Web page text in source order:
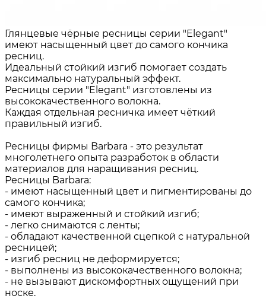
Глянцевые чёрные ресницы серии "Elegant"
имеют насыщенный цвет до самого кончика
ресниц.
Идеальный стойкий изгиб помогает создать
максимально натуральный эффект.
Ресницы серии "Elegant" изготовлены из
высококачественного волокна.
Каждая отдельная ресничка имеет чёткий
правильный изгиб.
Ресницы фирмы Barbara - это результат
многолетнего опыта разработок в области
материалов для наращивания ресниц.
Ресницы Barbara:
- имеют насыщенный цвет и пигментированы до
самого кончика;
- имеют выраженный и стойкий изгиб;
- легко снимаются с ленты;
- обладают качественной сцепкой с натуральной
ресницей;
- изгиб ресниц не деформируется;
- выполнены из высококачественного волокна;
- не вызывают дискомфортных ощущений при
носке.